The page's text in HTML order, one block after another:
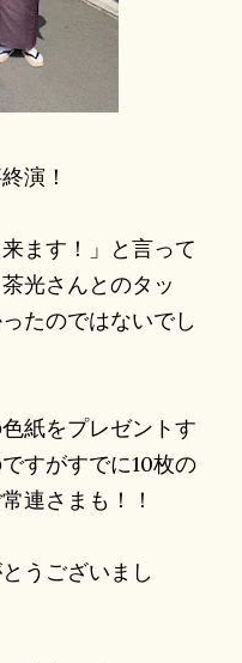
演！
ます！」と言って
光さんとのタッ
たのではないでし
紙をプレゼントす
すがすでに10枚の
連さまも！！
うございまし